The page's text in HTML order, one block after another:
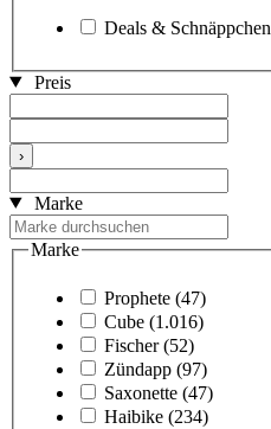
Deals & Schnäppchen
Preis
›
Marke
Marke
Prophete (47)
Cube (1.016)
Fischer (52)
Zündapp (97)
Saxonette (47)
Haibike (234)